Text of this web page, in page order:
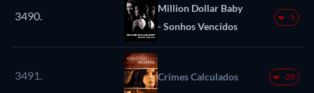
3490.
Million Dollar Baby
- Sonhos Vencidos
-5
3491. Crimes Calculados -28